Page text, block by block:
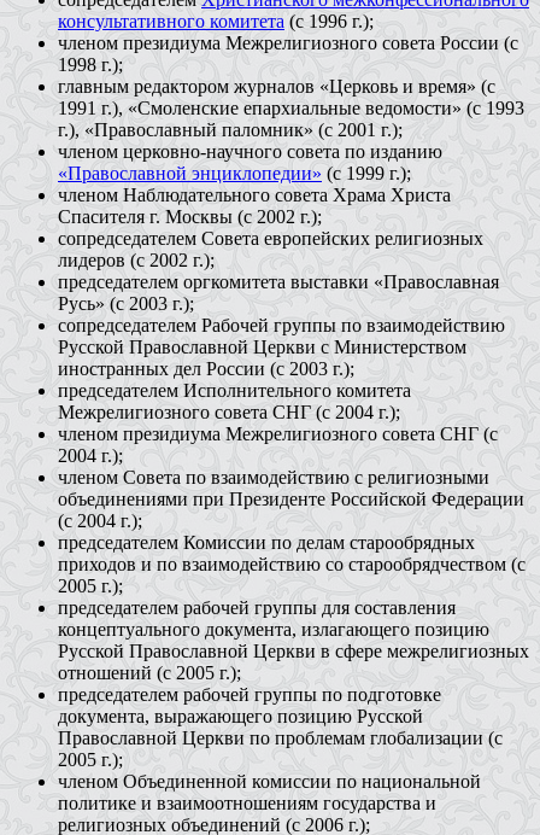
консультативного комитета (с 1996 г.);
членом президиума Межрелигиозного совета России (с
1998 г.);
главным редактором журналов «Церковь и время» (с
1991 г.), «Смоленские епархиальные ведомости» (с 1993
г.), «Православный паломник» (с 2001 г.);
членом церковно-научного совета по изданию
«Православной энциклопедии» (с 1999 г.);
членом Наблюдательного совета Храма Христа
Спасителя г. Москвы (с 2002 г.);
сопредседателем Совета европейских религиозных
лидеров (с 2002 г.);
председателем оргкомитета выставки «Православная
Русь» (с 2003 г.);
сопредседателем Рабочей группы по взаимодействию
Русской Православной Церкви с Министерством
иностранных дел России (с 2003 г.);
председателем Исполнительного комитета
Межрелигиозного совета СНГ (с 2004 г.);
членом президиума Межрелигиозного совета СНГ (с
2004 г.);
членом Совета по взаимодействию с религиозными
объединениями при Президенте Российской Федерации
(с 2004 г.);
председателем Комиссии по делам старообрядных
приходов и по взаимодействию со старообрядчеством (с
2005 г.);
председателем рабочей группы для составления
концептуального документа, излагающего позицию
Русской Православной Церкви в сфере межрелигиозных
отношений (с 2005 г.);
председателем рабочей группы по подготовке
документа, выражающего позицию Русской
Православной Церкви по проблемам глобализации (с
2005 г.);
членом Объединенной комиссии по национальной
политике и взаимоотношениям государства и
религиозных объединений (с 2006 г.);